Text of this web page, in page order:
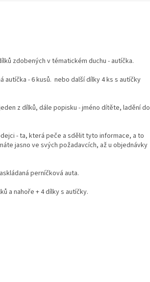
zdobených v tématickém duchu - autíčka.
autíčka - 6 kusů. nebo další dílky 4 ks s autíčky
z dílků, dále popisku - jméno dítěte, ladění do
- ta, která peče a sdělit tyto informace, a to
jasno ve svých požadavcích, až u objednávky
perníčková auta.
a nahoře + 4 dílky s autíčky.